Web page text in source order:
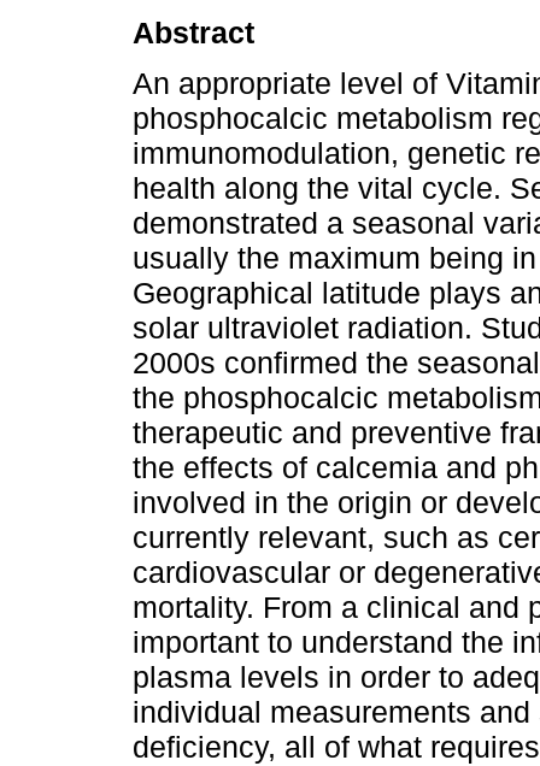
Abstract
An appropriate level of
phosphocalcic metabolism
immunomodulation, genetic
health along the vital cycle.
demonstrated a seasonal
usually the maximum being
Geographical latitude plays
solar ultraviolet radiation.
2000s confirmed the
the phosphocalcic
therapeutic and preventive
the effects of calcemia and
involved in the origin or
currently relevant, such as
cardiovascular or
mortality. From a clinical and
important to understand the
plasma levels in order to
individual measurements
deficiency, all of what